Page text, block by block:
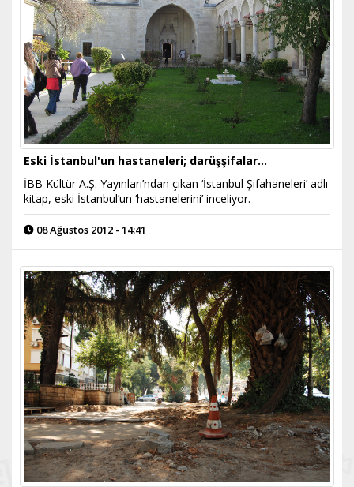
Eski İstanbul'un hastaneleri; darüşşifalar...
İBB Kültür A.Ş. Yayınları’ndan çıkan ‘İstanbul Şifahaneleri’ adlı
kitap, eski İstanbul’un ‘hastanelerini’ inceliyor.
08 Ağustos 2012 - 14:41